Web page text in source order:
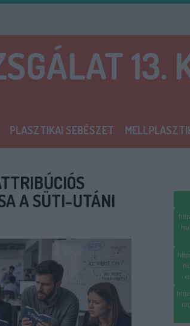
13.
PLASZTIKAI SEBÉSZET
A SÜTI-UTÁNI
u/